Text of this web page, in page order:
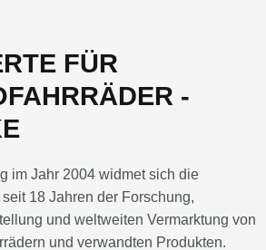
FÜR
-
im Jahr 2004 widmet sich die
18 Jahren der Forschung,
und weltweiten Vermarktung von
und verwandten Produkten.